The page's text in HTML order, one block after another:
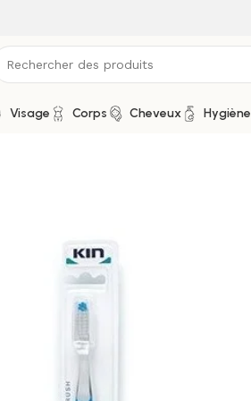
Visage Corps Cheveux Hygiène
Soins buccodentaires Brosses à dents